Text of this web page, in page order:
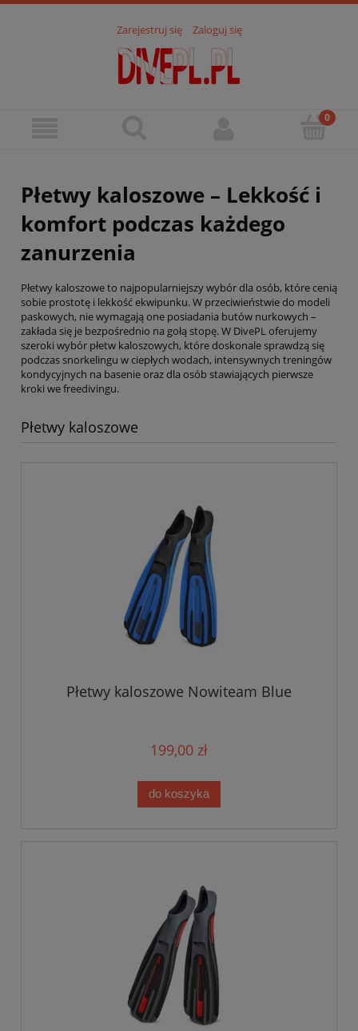
Zarejestruj się Zaloguj się
Płetwy kaloszowe – Lekkość i
komfort podczas każdego
zanurzenia
Płetwy kaloszowe to najpopularniejszy wybór dla osób, które cenią
sobie prostotę i lekkość ekwipunku. W przeciwieństwie do modeli
paskowych, nie wymagają one posiadania butów nurkowych –
zakłada się je bezpośrednio na gołą stopę. W DivePL oferujemy
szeroki wybór płetw kaloszowych, które doskonale sprawdzą się
podczas snorkelingu w ciepłych wodach, intensywnych treningów
kondycyjnych na basenie oraz dla osób stawiających pierwsze
kroki we freedivingu.
Płetwy kaloszowe
Płetwy kaloszowe Nowiteam Blue
199,00 zł
do koszyka